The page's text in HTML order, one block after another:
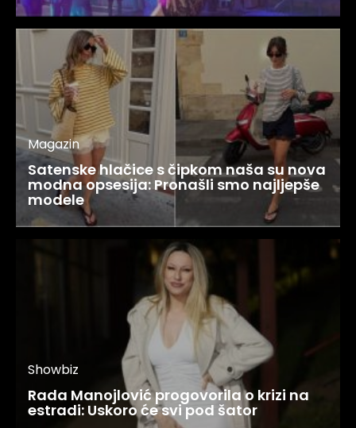
Magazin
Satenske hlačice s čipkom naša su nova
modna opsesija: Pronašli smo najljepše
modele
Showbiz
Rada Manojlović progovorila o krizi na
estradi: Uskoro će svi pod šator